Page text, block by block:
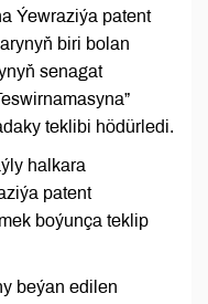
Ýewraziýa patent
biri bolan
senagat
teklibi hödürledi.
halkara
patent
boýunça teklip
beýan edilen